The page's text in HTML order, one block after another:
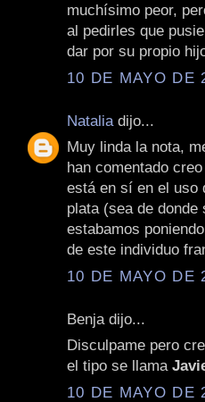
muchísimo peor,
al pedirles que
dar por su propio
10 DE MAYO DE
Natalia dijo...
Muy linda la nota,
han comentado
está en sí en el uso
plata (sea de
estabamos
de este individuo
10 DE MAYO DE
Benja dijo...
Disculpame pero
el tipo se llama
10 DE MAYO DE